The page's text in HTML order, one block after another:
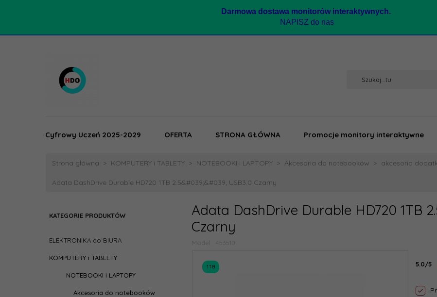
Darmowa dostawa monitorów interaktywnych.
NAPISZ do nas
Cyfrowy Uczeń 2025-2029 OFERTA STRONA GŁÓWNA Promocje monitory interaktywne
Strona główna KOMPUTERY i TABLETY NOTEBOOKI i LAPTOPY Akcesoria do notebooków akcesoria
Adata DashDrive Durable HD720 1TB 2.5&#039;&#039; USB3.0 Czarny
KATEGORIE PRODUKTÓW
ELEKTRONIKA do BIURA
KOMPUTERY i TABLETY
NOTEBOOKI i LAPTOPY
Akcesoria do notebooków
Adata DashDrive Durable HD720 1TB
Czarny
Model: 453510
1TB 5.0/5